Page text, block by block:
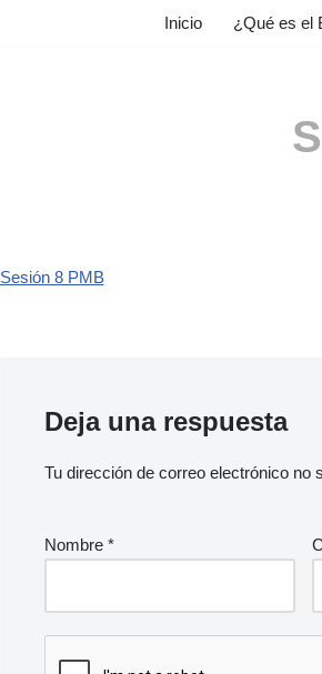
Inicio ¿Qué es el
Sesión 8 PMB
Deja una respuesta
Tu dirección de correo electrónico no
Nombre *